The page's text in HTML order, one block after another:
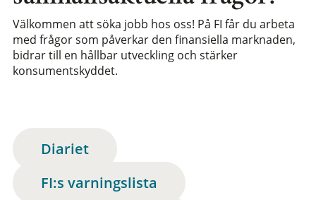
Välkommen att söka jobb hos oss! På FI får du arbeta
med frågor som påverkar den finansiella marknaden,
bidrar till en hållbar utveckling och stärker
konsumentskyddet.
Diariet
FI:s varningslista